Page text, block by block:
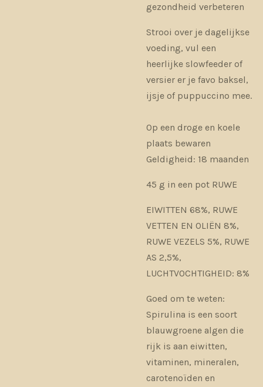
gezondheid verbeteren
Strooi over je dagelijkse
voeding, vul een
heerlijke slowfeeder of
versier er je favo baksel,
ijsje of puppuccino mee.
Op een droge en koele
plaats bewaren
Geldigheid: 18 maanden
45 g in een pot RUWE
EIWITTEN 68%, RUWE
VETTEN EN OLIËN 8%,
RUWE VEZELS 5%, RUWE
AS 2,5%,
LUCHTVOCHTIGHEID: 8%
Goed om te weten:
Spirulina is een soort
blauwgroene algen die
rijk is aan eiwitten,
vitaminen, mineralen,
carotenoïden en